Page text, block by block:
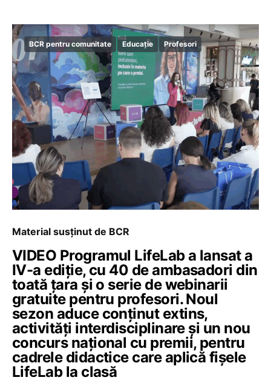
BCR pentru comunitate Educație Profesori
Material susținut de BCR
VIDEO Programul LifeLab a lansat a
IV-a ediție, cu 40 de ambasadori din
toată țara și o serie de webinarii
gratuite pentru profesori. Noul
sezon aduce conținut extins,
activități interdisciplinare și un nou
concurs național cu premii, pentru
cadrele didactice care aplică fișele
LifeLab la clasă